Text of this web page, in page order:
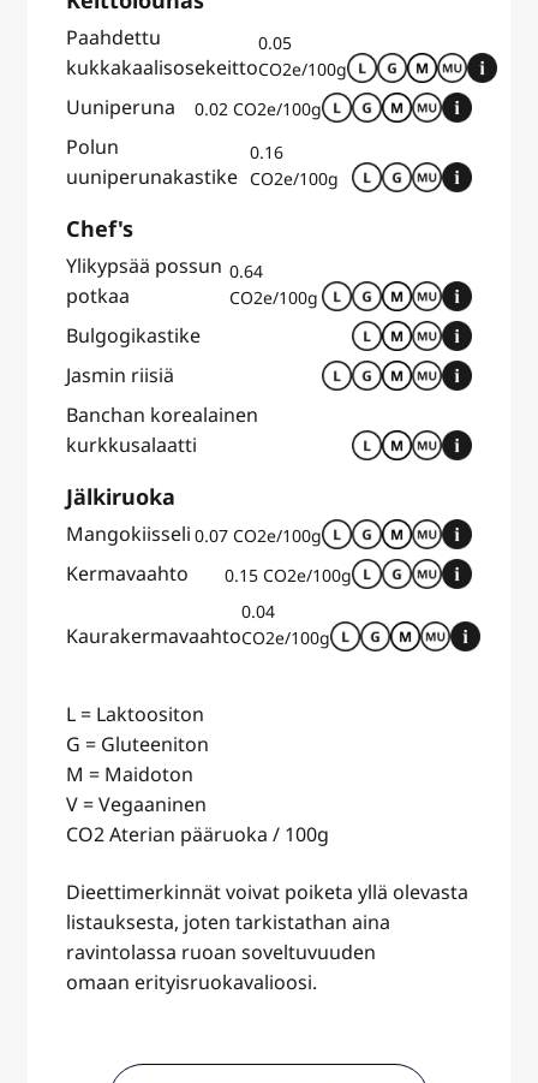
Paahdettu
kukkakaalisosekeitto
0.05
CO2e/100g
Uuniperuna 0.02 CO2e/100g
Polun
uuniperunakastike
0.16
CO2e/100g
Chef's
Ylikypsää possun
potkaa
0.64
CO2e/100g
Bulgogikastike
Jasmin riisiä
Banchan korealainen
kurkkusalaatti
Jälkiruoka
Mangokiisseli 0.07 CO2e/100g
Kermavaahto 0.15 CO2e/100g
Kaurakermavaahto
0.04
CO2e/100g
L = Laktoositon
G = Gluteeniton
M = Maidoton
V = Vegaaninen
CO2 Aterian pääruoka / 100g
Dieettimerkinnät voivat poiketa yllä olevasta
listauksesta, joten tarkistathan aina
ravintolassa ruoan soveltuvuuden
omaan erityisruokavalioosi.